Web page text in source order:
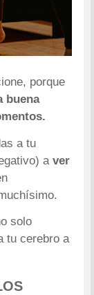
porque
buena
a tu
aver
solo
tu cerebro a